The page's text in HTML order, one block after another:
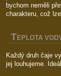
bychom neměli
charakteru, což
TEPLOTA
Každý druh čaje
jej louhujeme.